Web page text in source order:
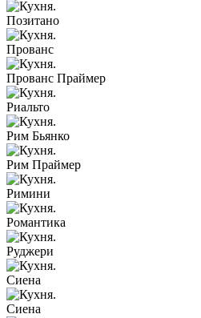
Позитано
Прованс
Прованс Праймер
Риальто
Рим Бьянко
Рим Праймер
Римини
Романтика
Руджери
Сиена
Сиена